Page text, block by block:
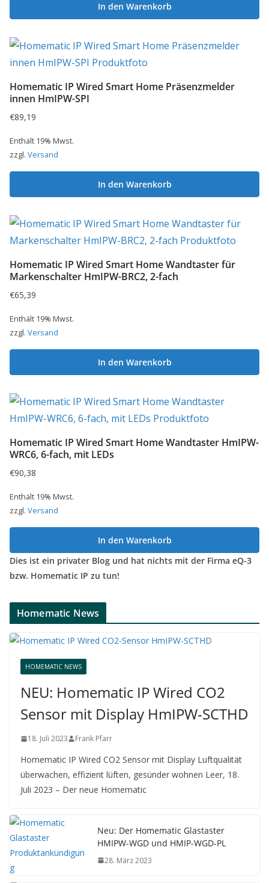
In den Warenkorb
Homematic IP Wired Smart Home Präsenzmelder
innen HmIPW-SPI
€89,19
Enthält 19% Mwst.
zzgl. Versand
In den Warenkorb
Homematic IP Wired Smart Home Wandtaster für
Markenschalter HmIPW-BRC2, 2-fach
€65,39
Enthält 19% Mwst.
zzgl. Versand
In den Warenkorb
Homematic IP Wired Smart Home Wandtaster HmIPW-
WRC6, 6-fach, mit LEDs
€90,38
Enthält 19% Mwst.
zzgl. Versand
In den Warenkorb
Dies ist ein privater Blog und hat nichts mit der Firma eQ-3
bzw. Homematic IP zu tun!
Homematic News
HOMEMATIC NEWS
NEU: Homematic IP Wired CO2
Sensor mit Display HmIPW-SCTHD
18. Juli 2023 Frank Pfarr
Homematic IP Wired CO2 Sensor mit Display Luftqualität
überwachen, effizient lüften, gesünder wohnen Leer, 18.
Juli 2023 – Der neue Homematic
Neu: Der Homematic Glastaster
HMIPW-WGD und HMIP-WGD-PL
28. März 2023